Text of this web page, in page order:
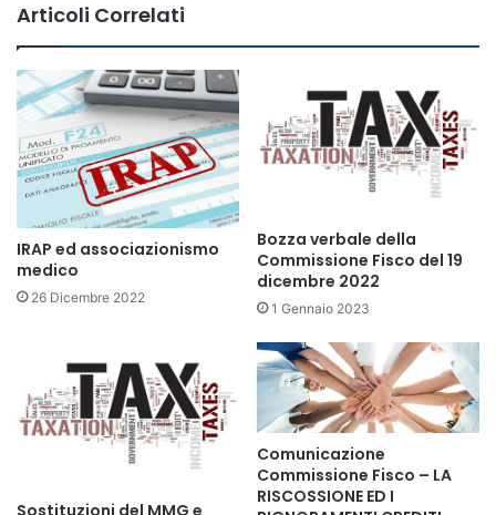
Articoli Correlati
IRAP ed associazionismo
medico
26 Dicembre 2022
Bozza verbale della
Commissione Fisco del 19
dicembre 2022
1 Gennaio 2023
Comunicazione
Commissione Fisco – LA
RISCOSSIONE ED I